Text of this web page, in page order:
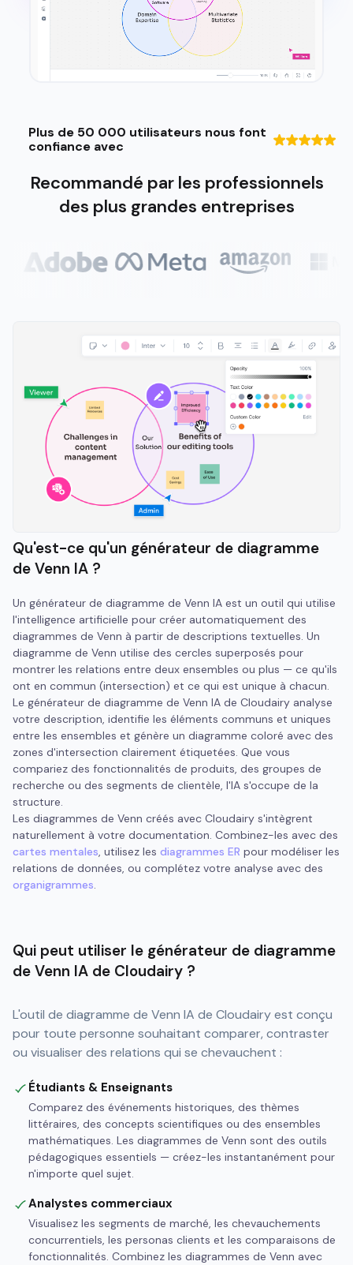
Plus de 50 000 utilisateurs nous font
confiance avec
Recommandé par les professionnels
des plus grandes entreprises
Qu'est-ce qu'un générateur de diagramme
de Venn IA ?
Un générateur de diagramme de Venn IA est un outil qui utilise
l'intelligence artificielle pour créer automatiquement des
diagrammes de Venn à partir de descriptions textuelles. Un
diagramme de Venn utilise des cercles superposés pour
montrer les relations entre deux ensembles ou plus — ce qu'ils
ont en commun (intersection) et ce qui est unique à chacun.
Le générateur de diagramme de Venn IA de Cloudairy analyse
votre description, identifie les éléments communs et uniques
entre les ensembles et génère un diagramme coloré avec des
zones d'intersection clairement étiquetées. Que vous
compariez des fonctionnalités de produits, des groupes de
recherche ou des segments de clientèle, l'IA s'occupe de la
structure.
Les diagrammes de Venn créés avec Cloudairy s'intègrent
naturellement à votre documentation. Combinez-les avec des
cartes mentales, utilisez les diagrammes ER pour modéliser les
relations de données, ou complétez votre analyse avec des
organigrammes.
Qui peut utiliser le générateur de diagramme
de Venn IA de Cloudairy ?
L'outil de diagramme de Venn IA de Cloudairy est conçu
pour toute personne souhaitant comparer, contraster
ou visualiser des relations qui se chevauchent :
Étudiants & Enseignants
Comparez des événements historiques, des thèmes
littéraires, des concepts scientifiques ou des ensembles
mathématiques. Les diagrammes de Venn sont des outils
pédagogiques essentiels — créez-les instantanément pour
n'importe quel sujet.
Analystes commerciaux
Visualisez les segments de marché, les chevauchements
concurrentiels, les personas clients et les comparaisons de
fonctionnalités. Combinez les diagrammes de Venn avec